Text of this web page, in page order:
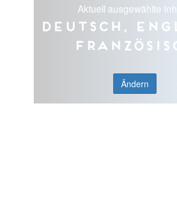
Aktuell ausgewählte
Deutsch,
Ändern